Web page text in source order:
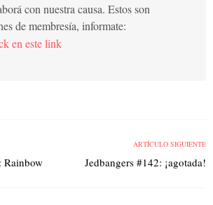
con nuestra causa. Estos son
de membresía, informate:
en este link
Rainbow
ARTÍCULO SIGUIENTE
Jedbangers #142: ¡agotada!